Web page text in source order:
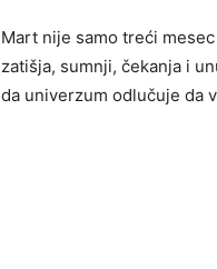
Mart nije samo treći
zatišja, sumnji, čekanja i
da univerzum odlučuje da